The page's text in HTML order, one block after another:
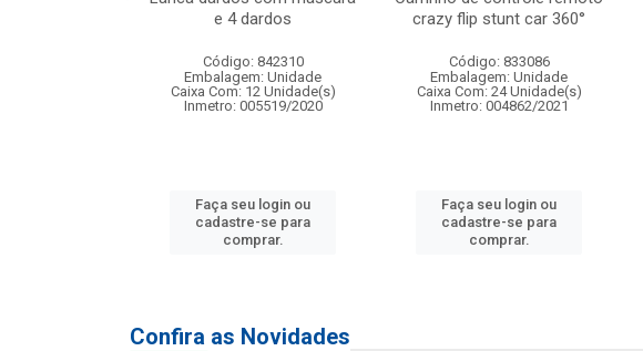
e 4 dardos
Código: 842310
Embalagem: Unidade
Caixa Com: 12 Unidade(s)
Inmetro: 005519/2020
Faça seu login ou
cadastre-se para
comprar.
crazy flip stunt car 360°
Código: 833086
Embalagem: Unidade
Caixa Com: 24 Unidade(s)
Inmetro: 004862/2021
Faça seu login ou
cadastre-se para
comprar.
Confira as Novidades